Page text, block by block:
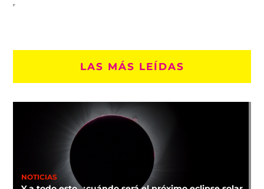
LAS MÁS LEÍDAS
NOTICIAS